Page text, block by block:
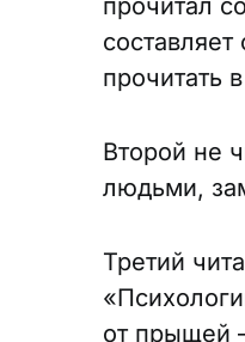
прочитал
прочитать
Второй не
людьми,
Третий
от прыщей